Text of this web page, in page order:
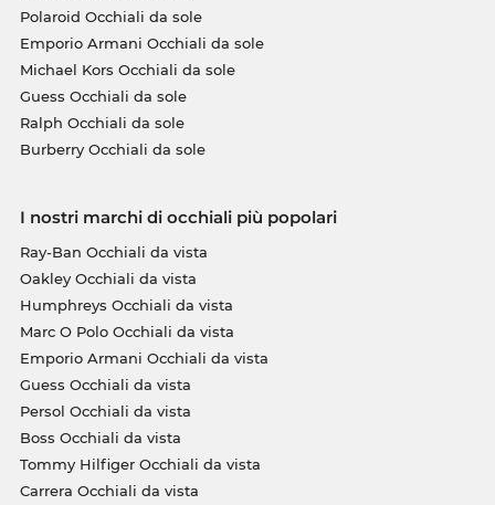
Polaroid Occhiali da sole
Emporio Armani Occhiali da sole
Michael Kors Occhiali da sole
Guess Occhiali da sole
Ralph Occhiali da sole
Burberry Occhiali da sole
I nostri marchi di occhiali più popolari
Ray-Ban Occhiali da vista
Oakley Occhiali da vista
Humphreys Occhiali da vista
Marc O Polo Occhiali da vista
Emporio Armani Occhiali da vista
Guess Occhiali da vista
Persol Occhiali da vista
Boss Occhiali da vista
Tommy Hilfiger Occhiali da vista
Carrera Occhiali da vista